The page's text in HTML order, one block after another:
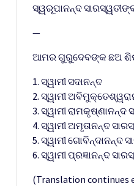
ସ୍ୱରୂପାନନ୍ଦ
—
ଆମର ଗୁରୁଦେବଙ୍କ ଛଅ
1. ସ୍ୱାମୀ ସଦାନନ୍ଦ
2. ସ୍ୱାମୀ
3. ସ୍ୱାମୀ ରାମକୃଷ୍ଣାନନ୍ଦ
4. ସ୍ୱାମୀ ଅମୃତାନନ୍ଦ
5. ସ୍ୱାମୀ ଗୋବିନ୍ଦାନନ୍ଦ
6. ସ୍ୱାମୀ ପ୍ରଜ୍ଞାନନ୍ଦ
(Translation continues